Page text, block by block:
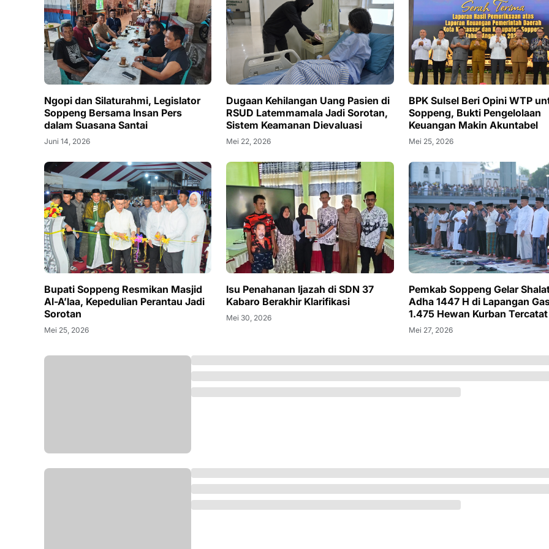
Ngopi dan Silaturahmi, Legislator
Soppeng Bersama Insan Pers
dalam Suasana Santai
Juni 14, 2026
Dugaan Kehilangan Uang Pasien di
RSUD Latemmamala Jadi Sorotan,
Sistem Keamanan Dievaluasi
Mei 22, 2026
BPK Sulsel Beri Opini WTP
Soppeng, Bukti Pengelolaan
Keuangan Makin Akuntabel
Mei 25, 2026
Bupati Soppeng Resmikan Masjid
Al-A’laa, Kepedulian Perantau Jadi
Sorotan
Mei 25, 2026
Isu Penahanan Ijazah di SDN 37
Kabaro Berakhir Klarifikasi
Mei 30, 2026
Pemkab Soppeng Gelar
Adha 1447 H di Lapangan
1.475 Hewan Kurban Tercatat
Mei 27, 2026